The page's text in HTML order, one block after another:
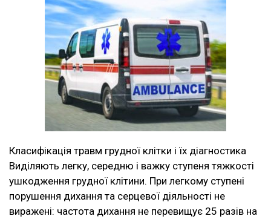
Класифікація травм грудної клітки і їх діагностика
Виділяють легку, середню і важку ступеня тяжкості
ушкодження грудної клітини. При легкому ступені
порушення дихання та серцевої діяльності не
виражені: частота дихання не перевищує 25 разів на